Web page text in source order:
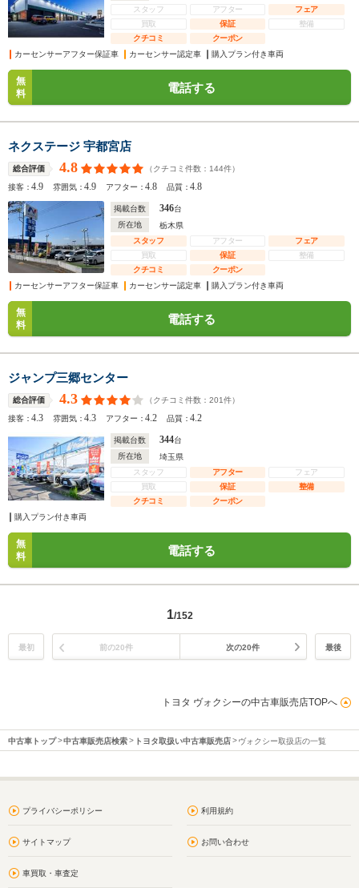
スタッフ
アフター
フェア
買取
保証
整備
クチコミ
クーポン
カーセンサーアフター保証車
カーセンサー認定車 購入プラン付き車両
無
料
電話する
ネクステージ 宇都宮店
総合評価 4.8 （クチコミ件数： 144件）
接客：4.9 雰囲気：4.9 アフター：4.8 品質：4.8
掲載台数 346台
所在地
栃木県
スタッフ
アフター
フェア
買取
保証
整備
クチコミ
クーポン
カーセンサーアフター保証車
カーセンサー認定車 購入プラン付き車両
無
料
電話する
ジャンプ三郷センター
総合評価 4.3 （クチコミ件数： 201件）
接客：4.3 雰囲気：4.3 アフター：4.2 品質：4.2
掲載台数 344台
所在地
埼玉県
スタッフ
アフター
フェア
買取
保証
整備
クチコミ
クーポン
購入プラン付き車両
無
料
電話する
1/152
最初 前の20件 次の20件 最後
トヨタ ヴォクシーの中古車販売店TOPへ
中古車トップ 中古車販売店検索 トヨタ取扱い中古車販売店 ヴォクシー取扱店の一覧
プライバシーポリシー 利用規約
サイトマップ お問い合わせ
車買取・車査定